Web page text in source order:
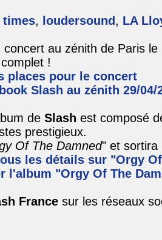
times, loudersound , LA
concert au zénith de Paris
!
places pour le concert
Slash au zénith 29/04/
de Slash est composé
prestigieux.
Of The Damned" et sortira
les détails sur "Orgy
l'album "Orgy Of The
France sur les réseaux